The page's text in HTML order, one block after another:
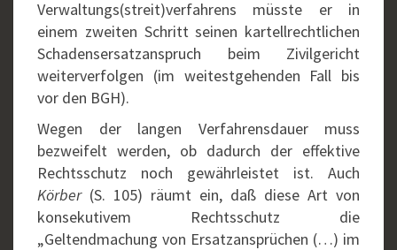
Verwaltungs(streit)verfahrens müsste er in
einem zweiten Schritt seinen kartellrechtlichen
Schadensersatzanspruch beim Zivilgericht
weiterverfolgen (im weitestgehenden Fall bis
vor den BGH).
Wegen der langen Verfahrensdauer muss
bezweifelt werden, ob dadurch der effektive
Rechtsschutz noch gewährleistet ist. Auch
Körber(S. 105) räumt ein, daß diese Art von
konsekutivem Rechtsschutz die
„Geltendmachung von Ersatzansprüchen (…) im